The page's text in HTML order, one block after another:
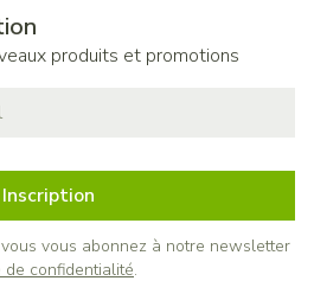
produits et promotions
Inscription
vous abonnez à notre newsletter
de confidentialité.